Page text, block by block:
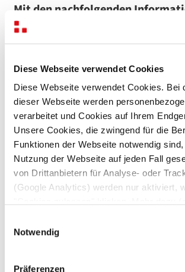
Diese Webseite verwendet Cookies
Diese Webseite verwendet Cookies. Bei
dieser Webseite werden
verarbeitet und Cookies auf Ihrem
Unsere Cookies, die zwingend für die
Funktionen der Webseite notwendig
Nutzung der Webseite auf jeden Fall
von Drittanbietern für Analyse- oder
(Google Analytics) werden nur aktiviert,
erfahren Sie in unserer
Notwendig
Präferenzen
Mit den nachfolgenden
wir Ihnen einen Überblick über die
Verarbeitung
durch uns und Ihre Rechte aus dem
Datenschutzrecht. Welche Daten
verarbeitet und in welcher
genutzt werden, richtet sich
nach erbrachten Leistungen.
Verantwortlicher für die
im Sinne der Datenschutzgesetze